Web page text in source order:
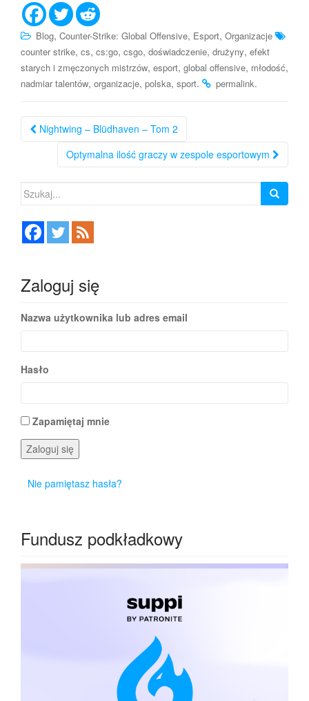
Blog, Counter-Strike: Global Offensive, Esport, Organizacje
counter strike, cs, cs:go, csgo, doświadczenie, drużyny, efekt
starych i zmęczonych mistrzów, esport, global offensive, młodość,
nadmiar talentów, organizacje, polska, sport. permalink.
Nawigacja
Nightwing – Blüdhaven – Tom 2
Optymalna ilość graczy w zespole esportowym
Szukaj:
Zaloguj się
Nazwa użytkownika lub adres email
Hasło
Zapamiętaj mnie
Zaloguj się
Nie pamiętasz hasła?
Fundusz podkładkowy